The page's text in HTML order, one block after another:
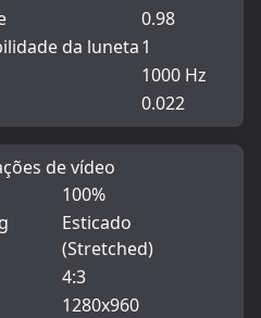
0.98
da luneta1
1000 Hz
0.022
de vídeo
100%
Esticado
(Stretched)
4:3
1280x960